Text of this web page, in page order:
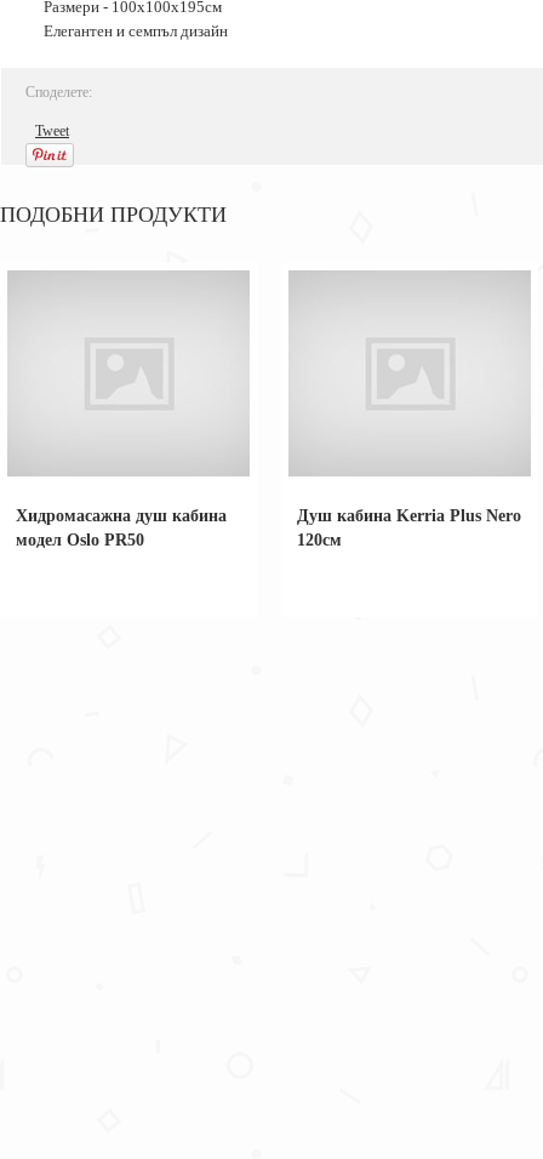
Размери - 100х100х195см
Елегантен и семпъл дизайн
Споделете:
Tweet
ПОДОБНИ ПРОДУКТИ
Хидромасажна душ кабина
модел Oslo PR50
Душ кабина Kerria Plus Nero
120см